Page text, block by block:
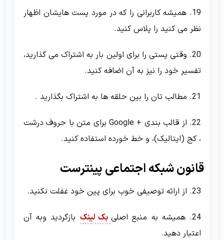
19. همیشه کاربرانی را که در مورد پست هایشان اظهار
نظر می کنید را پلاس کنید.
20. وقتی پستی را برای اولین بار به اشتراک می گذارید،
تفسیر خود را نیز به آن اضافه کنید.
21. مطالب تان را بین حلقه ها به اشتراک بگذارید .
22. از قالب بندی + Google برای متن با حروف درشت
، کج (ایتالیک)، و خط خورده استفاده کنید.
قانون شبکه اجتماعی پینترست
23. از ارائه توصیفی خوب برای پین خود غفلت نکنید.
24. همیشه به منبع اصلی بک لینک بازگردید وبه آن
اعتبار دهید.